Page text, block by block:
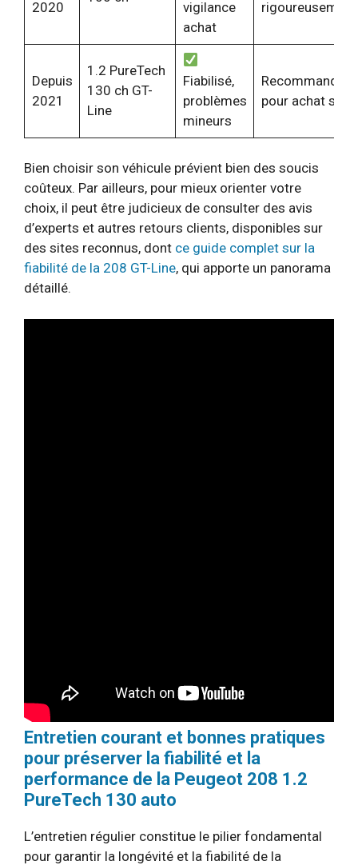
2020
vigilance
achat
rigoureusement
Depuis
2021
1.2 PureTech
130 ch GT-
Line
Fiabilisé,
problèmes
mineurs
Recommandé
pour achat
Bien choisir son véhicule prévient bien des soucis
coûteux. Par ailleurs, pour mieux orienter votre
choix, il peut être judicieux de consulter des avis
d’experts et autres retours clients, disponibles sur
des sites reconnus, dont ce guide complet sur la
fiabilité de la 208 GT-Line, qui apporte un panorama
détaillé.
Entretien courant et bonnes pratiques
pour préserver la fiabilité et la
performance de la Peugeot 208 1.2
PureTech 130 auto
L’entretien régulier constitue le pilier fondamental
pour garantir la longévité et la fiabilité de la